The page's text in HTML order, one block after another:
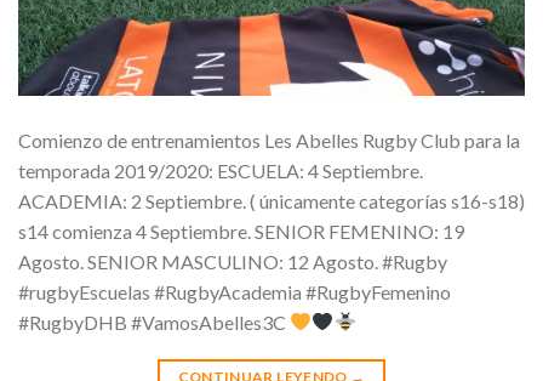
Comienzo de entrenamientos Les Abelles Rugby Club para la
temporada 2019/2020: ESCUELA: 4 Septiembre.
ACADEMIA: 2 Septiembre. ( únicamente categorías s16-s18)
s14 comienza 4 Septiembre. SENIOR FEMENINO: 19
Agosto. SENIOR MASCULINO: 12 Agosto. #Rugby
#rugbyEscuelas #RugbyAcademia #RugbyFemenino
#RugbyDHB #VamosAbelles3C
CONTINUAR LEYENDO →